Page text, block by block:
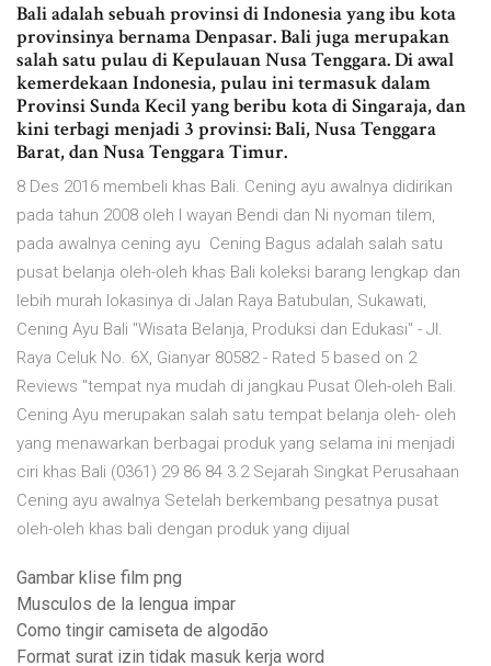
Bali adalah sebuah provinsi di Indonesia yang ibu kota
provinsinya bernama Denpasar. Bali juga merupakan
salah satu pulau di Kepulauan Nusa Tenggara. Di awal
kemerdekaan Indonesia, pulau ini termasuk dalam
Provinsi Sunda Kecil yang beribu kota di Singaraja, dan
kini terbagi menjadi 3 provinsi: Bali, Nusa Tenggara
Barat, dan Nusa Tenggara Timur.
8 Des 2016 membeli khas Bali. Cening ayu awalnya didirikan
pada tahun 2008 oleh I wayan Bendi dan Ni nyoman tilem,
pada awalnya cening ayu Cening Bagus adalah salah satu
pusat belanja oleh-oleh khas Bali koleksi barang lengkap dan
lebih murah lokasinya di Jalan Raya Batubulan, Sukawati,
Cening Ayu Bali "Wisata Belanja, Produksi dan Edukasi" - Jl.
Raya Celuk No. 6X, Gianyar 80582 - Rated 5 based on 2
Reviews "tempat nya mudah di jangkau Pusat Oleh-oleh Bali.
Cening Ayu merupakan salah satu tempat belanja oleh- oleh
yang menawarkan berbagai produk yang selama ini menjadi
ciri khas Bali (0361) 29 86 84 3.2 Sejarah Singkat Perusahaan
Cening ayu awalnya Setelah berkembang pesatnya pusat
oleh-oleh khas bali dengan produk yang dijual
Gambar klise film png
Musculos de la lengua impar
Como tingir camiseta de algodão
Format surat izin tidak masuk kerja word